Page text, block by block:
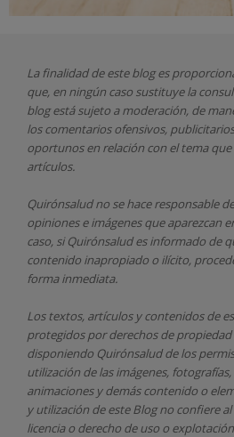
La finalidad de este blog es
que, en ningún caso sustituye la
blog está sujeto a moderación, de
los comentarios ofensivos,
oportunos en relación con el tema
artículos.
Quirónsaludno se hace responsable
opiniones e imágenes que aparezcan
caso, si Quirónsaludes informado de
contenido inapropiado o ilícito,
forma inmediata.
Los textos, artículos y contenidos de
protegidos por derechos de
disponiendo Quirónsaludde los
utilización de las imágenes,
animaciones y demás contenido o
y utilización de este Blog no confiere
licencia o derecho de uso o